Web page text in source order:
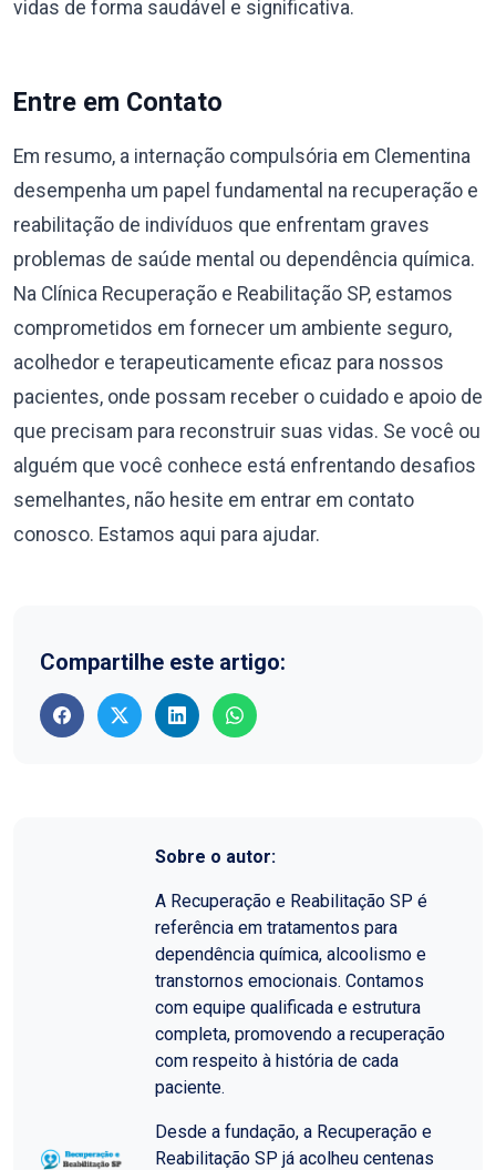
vidas de forma saudável e significativa.
Entre em Contato
Em resumo, a internação compulsória em Clementina
desempenha um papel fundamental na recuperação e
reabilitação de indivíduos que enfrentam graves
problemas de saúde mental ou dependência química.
Na Clínica Recuperação e Reabilitação SP, estamos
comprometidos em fornecer um ambiente seguro,
acolhedor e terapeuticamente eficaz para nossos
pacientes, onde possam receber o cuidado e apoio de
que precisam para reconstruir suas vidas. Se você ou
alguém que você conhece está enfrentando desafios
semelhantes, não hesite em entrar em contato
conosco. Estamos aqui para ajudar.
Compartilhe este artigo:
Sobre o autor:
A Recuperação e Reabilitação SP é
referência em tratamentos para
dependência química, alcoolismo e
transtornos emocionais. Contamos
com equipe qualificada e estrutura
completa, promovendo a recuperação
com respeito à história de cada
paciente.
Desde a fundação, a Recuperação e
Reabilitação SP já acolheu centenas